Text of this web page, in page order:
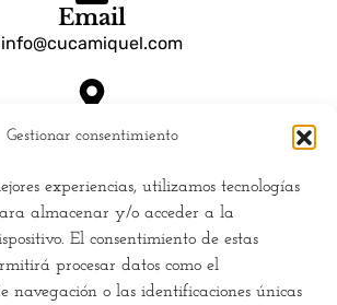
Gestionar consentimiento
experiencias, utilizamos tecnologías
almacenar y/o acceder a la
El consentimiento de estas
procesar datos como el
navegación o las identificaciones únicas
Email
info@cucamiquel.com
Dónde estamos
25 28010 Madrid España
Empresa
Políticas de Cookies (UE)
Política de privacidad